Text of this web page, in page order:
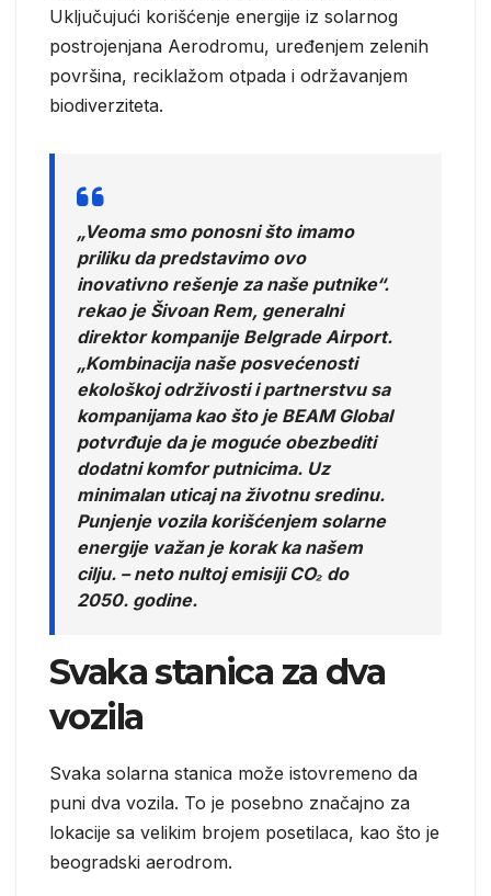
Uključujući korišćenje energije iz solarnog
postrojenjana Aerodromu, uređenjem zelenih
površina, reciklažom otpada i održavanjem
biodiverziteta.
„Veoma smo ponosni što imamo
priliku da predstavimo ovo
inovativno rešenje za naše putnike“.
rekao je Šivoan Rem, generalni
direktor kompanije Belgrade Airport.
„Kombinacija naše posvećenosti
ekološkoj održivosti i partnerstvu sa
kompanijama kao što je BEAM Global
potvrđuje da je moguće obezbediti
dodatni komfor putnicima. Uz
minimalan uticaj na životnu sredinu.
Punjenje vozila korišćenjem solarne
energije važan je korak ka našem
cilju. – neto nultoj emisiji CO₂ do
2050. godine.
Svaka stanica za dva
vozila
Svaka solarna stanica može istovremeno da
puni dva vozila. To je posebno značajno za
lokacije sa velikim brojem posetilaca, kao što je
beogradski aerodrom.